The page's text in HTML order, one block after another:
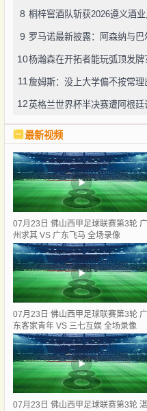
8
9
10
11詹姆斯：没上大学偏不按常
12
最新视频
07月23日 佛山西甲足球联赛第3轮 广
州求其 VS 广东飞马 全场录像
07月23日 佛山西甲足球联赛第3轮 广
东客家青年 VS 三七互娱 全场录像
07月23日 佛山西甲足球联赛第3轮 湛